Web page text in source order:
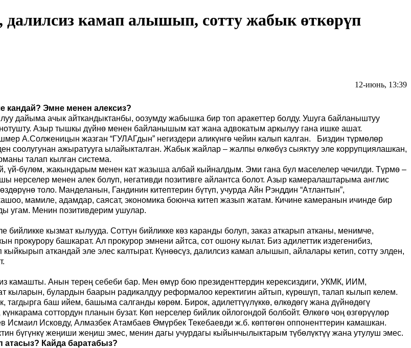
камап алышып, сотту жабык өткөрүп
12-июнь, 13:39
кандай? Эмне менен алексиз?
дайыма ачык айткандыктанбы, оозумду жабышка бир топ аракеттер болду. Ушуга байланыштуу
Азыр тышкы дүйнө менен байланышым кат жана адвокатым аркылуу гана ишке ашат.
А.Солженицын жазган “ГУЛАГдын” негиздери аликүнгө чейин калып калган. Биздин түрмөлөр
соолугунан ажыратууга ылайыкталган. Жабык жайлар – жалпы өлкөбүз сыяктуу эле коррупциялашкан,
талап кылган система.
үй-бүлөм, жакындарым менен кат жазыша албай кыйналдым. Эми гана бул маселелер чечилди. Түрмө –
нерселер менен алек болуп, негативди позитивге айлантса болот. Азыр камералаштарыма англис
толо. Манделанын, Гандинин китептерин бүтүп, учурда Айн Рэнддин “Атлантын”,
мамиле, адамдар, саясат, экономика боюнча китеп жазып жатам. Кичине камеранын ичинде бир
угам. Менин позитивдерим ушулар.
кызмат кылууда. Соттун бийликке көз каранды болуп, заказ аткарып атканы, менимче,
прокурору башкарат. Ал прокурор эмнени айтса, сот ошону кылат. Биз адилеттик издегенибиз,
аткандай эле элес калтырат. Күнөөсүз, далилсиз камап алышып, айлалары кетип, сотту элден,
камашты. Анын терең себеби бар. Мен өмүр бою президенттердин керексиздиги, УКМК, ИИМ,
кыларын, булардын баарын радикалдуу реформалоо керектигин айтып, күрөшүп, талап кылып келем.
баш ийем, башыма салганды көрөм. Бирок, адилеттүүлүккө, өлкөдөгү жана дүйнөдөгү
соттордун планын бузат. Көп нерселер бийлик ойлогондой болбойт. Өлкөгө чоң өзгөрүүлөр
Исмаил Исковду, Алмазбек Атамбаев Өмүрбек Текебаевди ж.б. көптөгөн оппоненттерин камашкан.
бүгүнкү жеңиши жеңиш эмес, менин дагы учурдагы кыйынчылыктарым түбөлүктүү жана утулуш эмес.
атасыз? Кайда баратабыз?